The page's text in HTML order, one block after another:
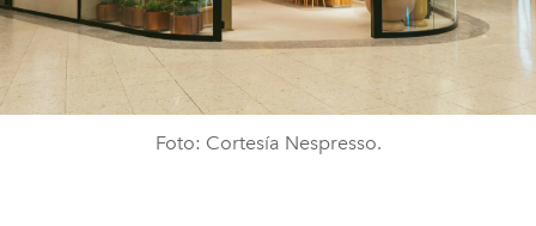
Foto: Cortesía Nespresso.